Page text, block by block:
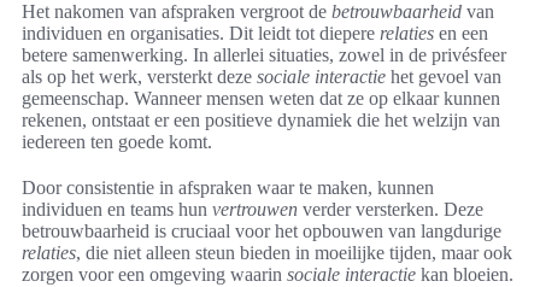
Het nakomen van afspraken vergroot de betrouwbaarheid van
individuen en organisaties. Dit leidt tot diepere relaties en een
betere samenwerking. In allerlei situaties, zowel in de privésfeer
als op het werk, versterkt deze sociale interactie het gevoel van
gemeenschap. Wanneer mensen weten dat ze op elkaar kunnen
rekenen, ontstaat er een positieve dynamiek die het welzijn van
iedereen ten goede komt.
Door consistentie in afspraken waar te maken, kunnen
individuen en teams hun vertrouwen verder versterken. Deze
betrouwbaarheid is cruciaal voor het opbouwen van langdurige
relaties, die niet alleen steun bieden in moeilijke tijden, maar ook
zorgen voor een omgeving waarin sociale interactie kan bloeien.